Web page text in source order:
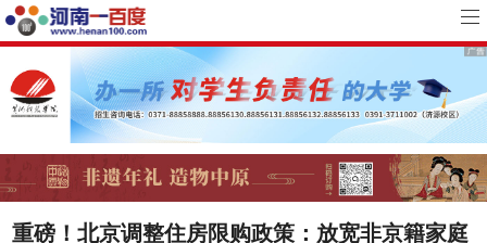
重磅！北京调整住房限购政策：放宽非京籍家庭